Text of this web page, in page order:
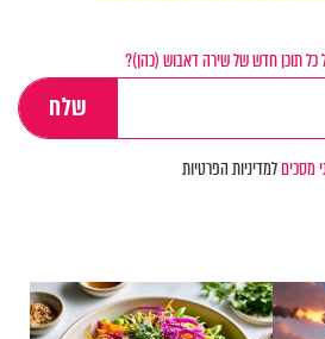
תוכן חדש של שירה דאבוש (כהן)?
מסכיםלמדיניות הפרטיות